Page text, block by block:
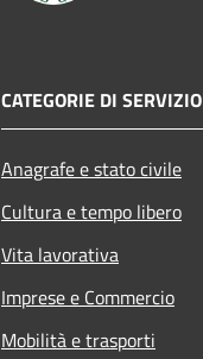
CATEGORIE DI SERVIZIO
Anagrafe e stato civile
Cultura e tempo libero
Vita lavorativa
Imprese e Commercio
Mobilità e trasporti